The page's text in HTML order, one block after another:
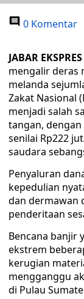
0 Komentar
JABAR EKSPRES
mengalir deras
melanda
Zakat Nasional
menjadi salah
tangan,
senilai Rp222
saudara
Penyaluran
kepedulian
dan dermawan
penderitaan
Bencana banjir
ekstrem
kerugian
mengganggu
di Pulau